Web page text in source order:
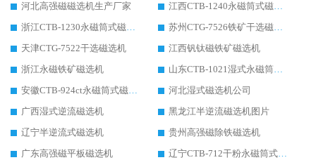
河北高强磁磁选机生产厂家
江西CTB-1240永磁筒式磁选机厂家
浙江CTB-1230永磁筒式磁选机生产厂家
苏州CTG-7526铁矿干选磁选机
天津CTG-7522干选磁选机
江西钒钛磁铁矿磁选机
浙江永磁铁矿磁选机
山东CTB-1021湿式永磁筒式磁选机
安徽CTB-924ct永磁筒式磁选机
河北湿式磁选机公司
广西湿式逆流磁选机
黑龙江半逆流磁选机图片
辽宁半逆流式磁选机
贵州高强磁除铁磁选机
广东高强磁平板磁选机
辽宁CTB-712干粉永磁筒式磁选机